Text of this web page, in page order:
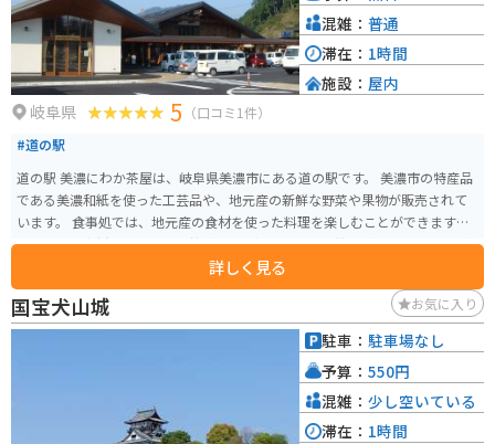
岐阜県 5 （口コミ1件）
#道の駅
道の駅 美濃にわか茶屋は、岐阜県美濃市にある道の駅です。 美濃市の特産品
である美濃和紙を使った工芸品や、地元産の新鮮な野菜や果物が販売されて
います。 食事処では、地元産の食材を使った料理を楽しむことができます。
特に、美濃和紙の原料となる楮（こうぞ）を使った「楮うどん」は、コシが
ありながらも滑らかな食感が特徴で、おすすめです。 バイクで訪れる場合
は、道の駅のすぐ近くに長良川の堤防があり、穏やかな川の風景を眺めなが
ら休憩することができます。 また、道の駅から少し足を延ばせば、うだつの
上がる町並みで知られる美濃市の古い町並みを散策することもできます。 歴
史を感じさせる美しい街並みは、一見の価値ありです。 道の駅 美濃にわか茶
屋は、地元の魅力が詰まった道の駅です。 観光の休憩に、ぜひ立ち寄ってみ
詳しく見る
混雑： 普通
滞在： 1時間
施設： 屋内
国宝犬山城 お気に入り
駐車： 駐車場なし
予算： 550円
混雑： 少し空いている
滞在： 1時間